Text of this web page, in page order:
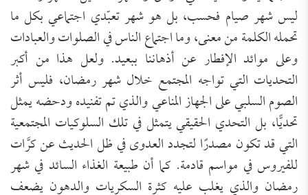
ليس شهر صيام فحسب، بل هو شهر تعبّدي اجتماعي بكل ما
تحمله الكلمة من معنى، وما اجتماع الناس في الصلوات والعبادات
وعلى موائد الإفطار عن أذهاننا ببعيد. ولعل هذا من أكبر
التحديات التي تواجه المجتمع خلال شهر رمضان، فليس أثر
الصوم السلبي على الجهاز المناعي والذي تم تفنيده ودحضه يمثل
تحديًّا، بل التحدي الحقيقي يتمثل في تلك السلوكيات المجتمعية
التي قد تكون مصدرًا لتجدد العدوى في ظل الحديث عن كرَّات
للفيروس في مواسم قادمة. كما أن طبيعة الغذاء السائد في شهر
رمضان والذي يغلب عليه كثرة السكريات والدهون يضعف